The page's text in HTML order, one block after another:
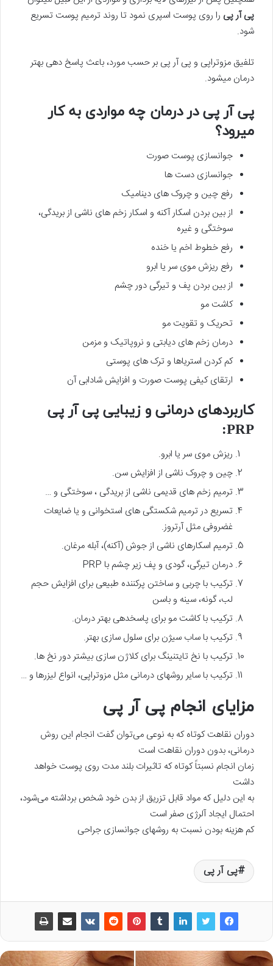
پی آر پی را روی پوست اسپری نمود تا روند ترمیم پوست تسریع
شود.
تلفیق مزوتراپی و پی آر پی بر حسب مورد، باعث پاسخ دهی بهتر
درمان میشود.
پی آر پی در درمان چه مواردی به کار
میرود؟
جوانسازی پوست صورت
جوانسازی دست ها
رفع چین و چروک های دینامیک
از بین بردن اسکار آکنه و اسکار زخم های ناشی از بریدگی،
سوختگی و غیره
رفع خطوط اخم یا خنده
رفع ریزش موی سر یا ابرو
از بین بردن پف و تیرگی دور چشم
کاشت مو
تحریک و تقویت مو
درمان زخم های دیابتی و نروپاتیک و مزمن
کم کردن استریاها و ترک های پوستی
ارتقای کیفی پوست صورت و افزایش شادابی آن
کاربردهای درمانی و زیبایی پی آر پی
PRP:
ریزش موی سر یا ابرو.
چین و چروک ناشی از افزایش سن.
ترمیم زخم های قدیمی ناشی از بریدگی ، سوختگی و …
تسریع در ترمیم شکستگی های استخوانی و یا ضایعات
غضروفی مثل آرتروز.
ترمیم اسکارهای ناشی از جوش (آکنه)، آبله مرغان.
درمان تیرگی، گودی و پف زیر چشم با PRP
ترکیب با چربی و ساختن پرکننده طبیعی برای افزایش حجم
لب، گونه، سینه و باسن
ترکیب با کاشت مو برای پاسخدهی بهتر درمان.
ترکیب با ساب سیژن برای سلول سازی بهتر.
ترکیب با نخ تایتنینگ برای کلاژن سازی بیشتر دور نخ ها.
ترکیب با سایر روشهای درمانی مثل مزوتراپی، انواع لیزرها و …
مزایای انجام پی آر پی
دوران نقاهت کوتاه که به نوعی می‌توان گفت انجام این روش
درمانی، بدون دوران نقاهت است
زمان انجام نسبتاً کوتاه که تاثیرات بلند مدت روی پوست خواهد
داشت
به این دلیل که مواد قابل تزریق از بدن خود شخص برداشته می‌شود،
احتمال ایجاد آلرژی صفر است
کم هزینه بودن نسبت به روشهای جوانسازی جراحی
پی آر پی